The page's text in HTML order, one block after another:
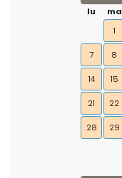
lu
ma
1
7 8
14 15
21 22
28 29